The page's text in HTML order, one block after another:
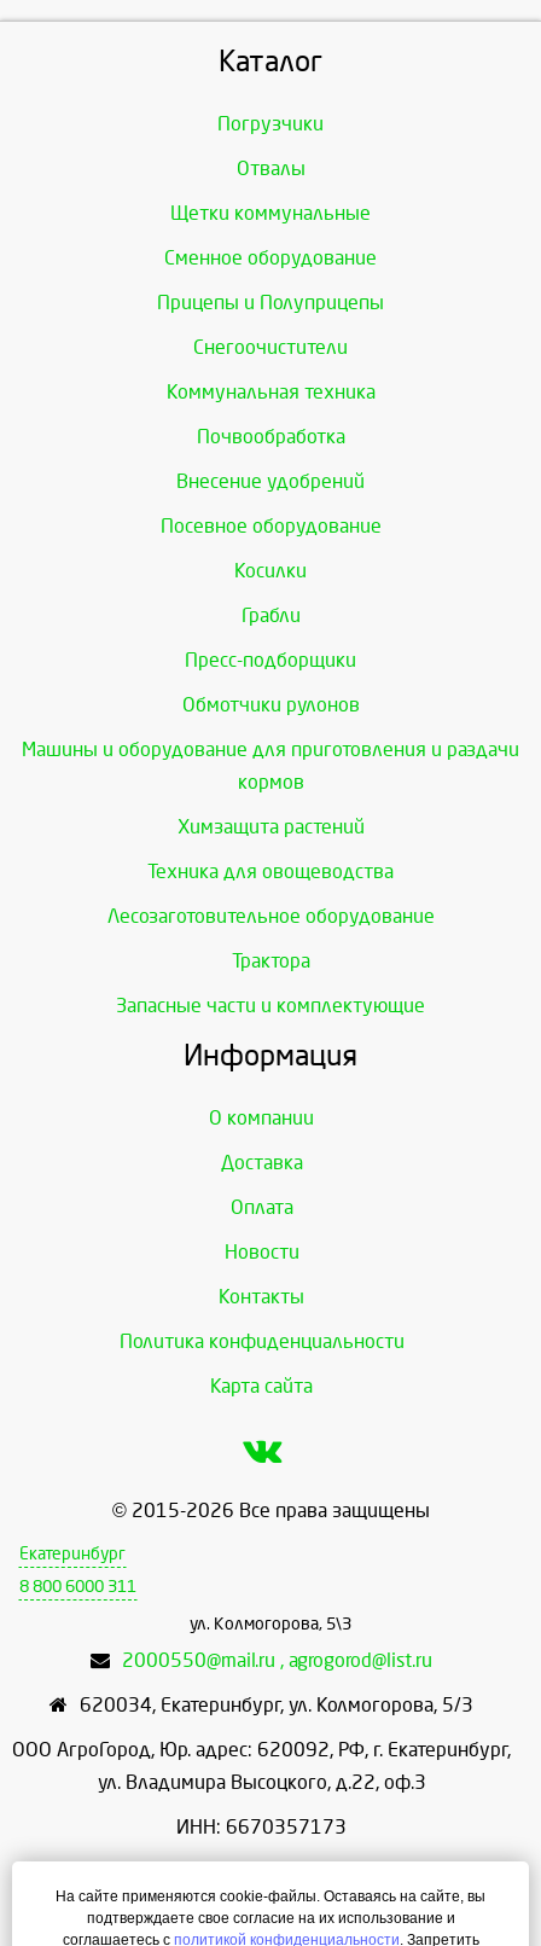
Каталог
Погрузчики
Отвалы
Щетки коммунальные
Сменное оборудование
Прицепы и Полуприцепы
Снегоочистители
Коммунальная техника
Почвообработка
Внесение удобрений
Посевное оборудование
Косилки
Грабли
Пресс-подборщики
Обмотчики рулонов
Машины и оборудование для приготовления и раздачи
кормов
Химзащита растений
Техника для овощеводства
Лесозаготовительное оборудование
Трактора
Запасные части и комплектующие
Информация
О компании
Доставка
Оплата
Новости
Контакты
Политика конфиденциальности
Карта сайта
© 2015-2026 Все права защищены
Екатеринбург
8 800 6000 311
ул. Колмогорова, 5\3
2000550@mail.ru , agrogorod@list.ru
620034, Екатеринбург, ул. Колмогорова, 5/3
ООО АгроГород, Юр. адрес: 620092, РФ, г. Екатеринбург,
ул. Владимира Высоцкого, д.22, оф.3
ИНН: 6670357173
ОГРН: 1156658086166
На сайте применяются cookie-файлы. Оставаясь на сайте, вы
подтверждаете свое согласие на их использование и
соглашаетесь с политикой конфиденциальности. Запретить